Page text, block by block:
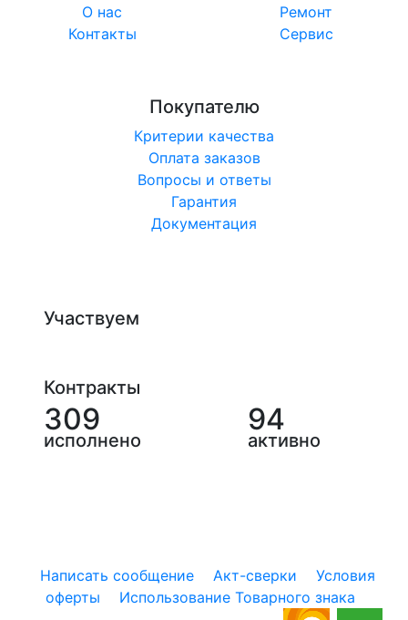
О нас
Контакты
Ремонт
Сервис
Покупателю
Критерии качества
Оплата заказов
Вопросы и ответы
Гарантия
Документация
Участвуем
Контракты
309
исполнено
94
активно
Написать сообщение Акт-сверки
Условия
оферты
Использование Товарного знака